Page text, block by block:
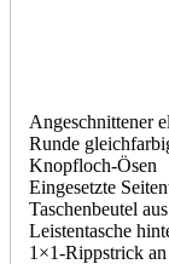
Angeschnittener
Runde
Knopfloch-Ösen
Eingesetzte
Taschenbeutel
Leistentasche
1×1-Rippstrick